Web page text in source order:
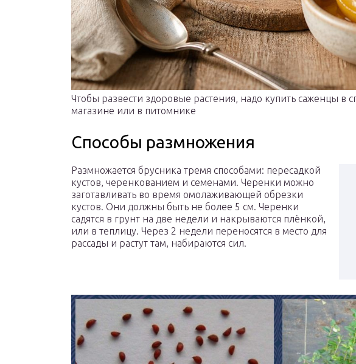
Чтобы развести здоровые растения, надо купить саженцы в
магазине или в питомнике
Способы размножения
Размножается брусника тремя способами: пересадкой
кустов, черенкованием и семенами. Черенки можно
заготавливать во время омолаживающей обрезки
кустов. Они должны быть не более 5 см. Черенки
садятся в грунт на две недели и накрываются плёнкой,
или в теплицу. Через 2 недели переносятся в место для
рассады и растут там, набираются сил.